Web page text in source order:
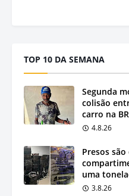
TOP 10 DA SEMANA
Segunda
colisão
carro na
4.8.26
Presos
uma
3.8.26